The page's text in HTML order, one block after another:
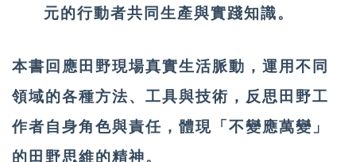
元的行動者共同生產與實踐知識。
本書回應田野現場真實生活脈動，運用不同
領域的各種方法、工具與技術，反思田野工
作者自身角色與責任，體現「不變應萬變」
的田野思維的精神。